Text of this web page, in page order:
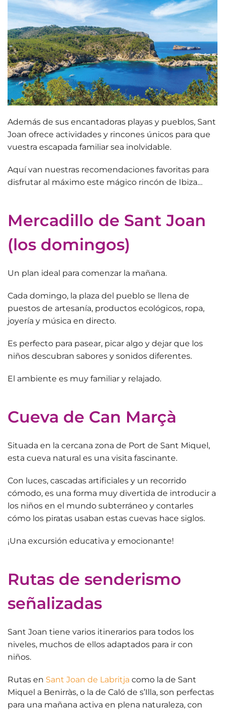
Además de sus encantadoras playas y pueblos, Sant
Joan ofrece actividades y rincones únicos para que
vuestra escapada familiar sea inolvidable.
Aquí van nuestras recomendaciones favoritas para
disfrutar al máximo este mágico rincón de Ibiza…
Mercadillo de Sant Joan
(los domingos)
Un plan ideal para comenzar la mañana.
Cada domingo, la plaza del pueblo se llena de
puestos de artesanía, productos ecológicos, ropa,
joyería y música en directo.
Es perfecto para pasear, picar algo y dejar que los
niños descubran sabores y sonidos diferentes.
El ambiente es muy familiar y relajado.
Cueva de Can Marçà
Situada en la cercana zona de Port de Sant Miquel,
esta cueva natural es una visita fascinante.
Con luces, cascadas artificiales y un recorrido
cómodo, es una forma muy divertida de introducir a
los niños en el mundo subterráneo y contarles
cómo los piratas usaban estas cuevas hace siglos.
¡Una excursión educativa y emocionante!
Rutas de senderismo
señalizadas
Sant Joan tiene varios itinerarios para todos los
niveles, muchos de ellos adaptados para ir con
niños.
Rutas en Sant Joan de Labritja como la de Sant
Miquel a Benirràs, o la de Caló de s’Illa, son perfectas
para una mañana activa en plena naturaleza, con